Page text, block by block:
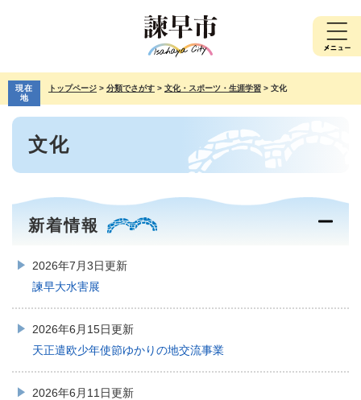
先
で
す。
を
ば
現在
地
トップページ > 分類でさがす > 文化・スポーツ・生涯学習 > 文化
本
文化
新着情報
2026年7月3日更新
諫早大水害展
2026年6月15日更新
天正遣欧少年使節ゆかりの地交流事業
2026年6月11日更新